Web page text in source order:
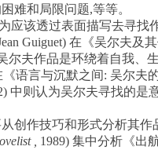
难和局限问题,等等。
应该透过表面描写去寻找
Guiguet) 在《吴尔夫及
尔夫作品是环绕着自我、
《语言与沉默之间: 吴尔夫
中则认为吴尔夫寻找的是
创作技巧和形式分析其作
, 1989) 集中分析《出